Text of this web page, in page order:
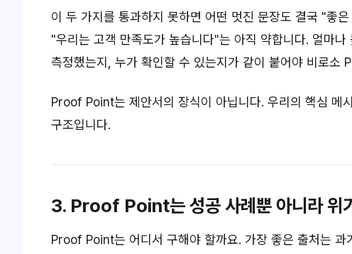
이 두 가지를 통과하지 못하면 어떤 멋진 문장도 결국 "좋
"우리는 고객 만족도가 높습니다"는 아직 약합니다. 얼마나
측정했는지, 누가 확인할 수 있는지가 같이 붙어야 비로소
Proof Point는 제안서의 장식이 아닙니다. 우리의 핵심 메
구조입니다.
3. Proof Point는 성공 사례뿐 아니라 위
Proof Point는 어디서 구해야 할까요. 가장 좋은 출처는 과